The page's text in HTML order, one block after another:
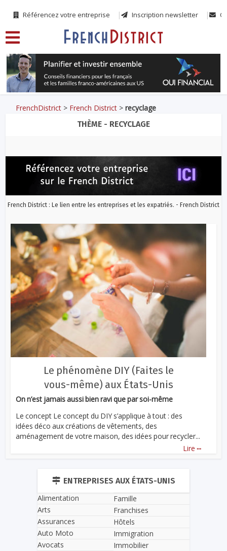
Référencez votre entreprise Inscription newsletter
FrenchDistrict > French District >recyclage
THÈME - RECYCLAGE
French District : Le lien entre les entreprises et les expatriés. - French District
Le phénomène DIY (Faites le
vous-même) aux États-Unis
On n’est jamais aussi bien ravi que par soi-même
Le concept Le concept du DIY s’applique à tout : des
idées déco aux créations de vêtements, des
aménagement de votre maison, des idées pour recycler...
Lire ...
ENTREPRISES AUX ÉTATS-UNIS
Alimentation
Arts
Assurances
Auto Moto
Avocats
Famille
Franchises
Hôtels
Immigration
Immobilier